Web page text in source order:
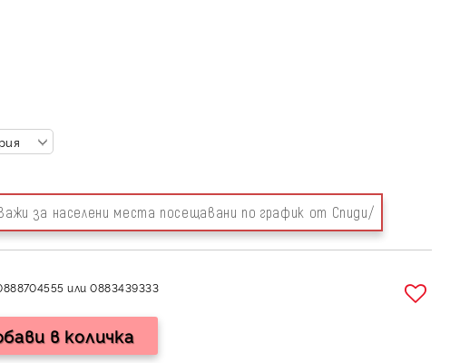
за населени места посещавани по график от Спиди/
или 0883439333